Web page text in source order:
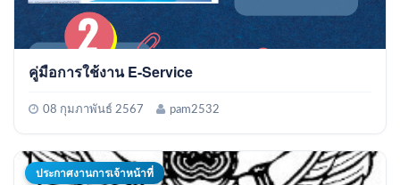
คู่มือการใช้งาน E-Service
08 กุมภาพันธ์ 2567 pam2532
ประกาศงานการเจ้าหน้าที่